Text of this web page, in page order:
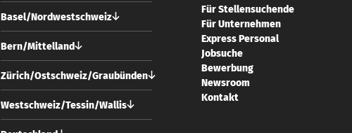
Basel/Nordwestschweiz
Express Personal AG
Steinenvorstadt 73
CH-4010 Basel
+41 61 228 70 10
basel@expresspersonal.ch
Bern/Mittelland
Express Personal AG
Zeughausgasse 24
CH-3001 Bern
+41 31 318 98 18
Zürich/Ostschweiz/Graubünden
Express Personal AG
Bahnhofstrasse 10
CH-8001 Zürich
Westschweiz/Tessin/Wallis
Express Personal AG
Für Stellensuchende
Für Unternehmen
Express Personal
Jobsuche
Bewerbung
Newsroom
Kontakt